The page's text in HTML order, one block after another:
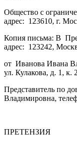
Общество с
адрес: 123610, г.
Копия письма: В
адрес: 123242,
от Иванова Ивана
ул. Кулакова, д. 1,
Представитель по
Владимировна,
ПРЕТЕНЗИЯ